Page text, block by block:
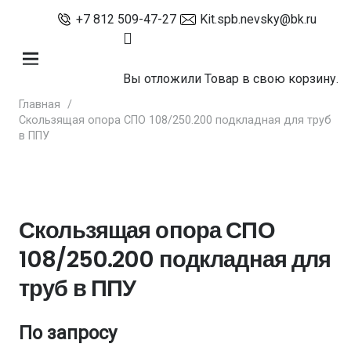
+7 812 509-47-27 Kit.spb.nevsky@bk.ru
Вы отложилиТовар в свою корзину.
Главная /
Скользящая опора СПО 108/250.200 подкладная для труб
в ППУ
Скользящая опора СПО
108/250.200 подкладная для
труб в ППУ
По запросу